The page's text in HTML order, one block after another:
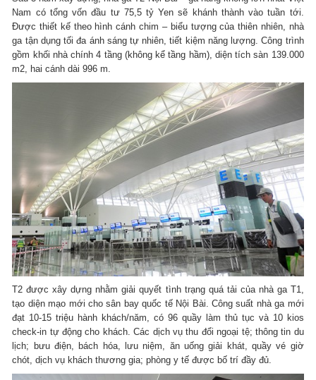
Nam có tổng vốn đầu tư 75,5 tỷ Yen sẽ khánh thành vào tuần tới.
Được thiết kế theo hình cánh chim – biểu tượng của thiên nhiên, nhà
ga tận dụng tối đa ánh sáng tự nhiên, tiết kiệm năng lượng. Công trình
gồm khối nhà chính 4 tầng (không kể tầng hầm), diện tích sàn 139.000
m2, hai cánh dài 996 m.
T2 được xây dựng nhằm giải quyết tình trạng quá tải của nhà ga T1,
tạo diện mạo mới cho sân bay quốc tế Nội Bài. Công suất nhà ga mới
đạt 10-15 triệu hành khách/năm, có 96 quầy làm thủ tục và 10 kios
check-in tự động cho khách. Các dịch vụ thu đổi ngoại tệ; thông tin du
lịch; bưu điện, bách hóa, lưu niệm, ăn uống giải khát, quầy vé giờ
chót, dịch vụ khách thương gia; phòng y tế được bố trí đầy đủ.